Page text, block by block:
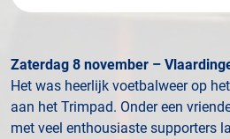
Zaterdag 8 november –
Het was heerlijk voetbalweer op
aan het Trimpad. Onder een
met veel enthousiaste supporters